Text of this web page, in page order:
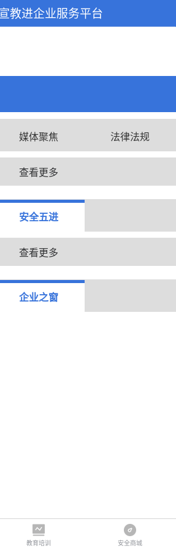
教进企业服务平台
媒体聚焦 法律法规
查看更多
安全五进
查看更多
企业之窗
教育培训 安全商城